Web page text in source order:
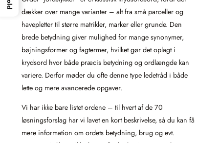
dækker over mange varianter – alt fra små parceller og
havepletter til større matrikler, marker eller grunde. Den
brede betydning giver mulighed for mange synonymer,
bøjningsformer og fagtermer, hvilket gør det oplagt i
krydsord hvor både præcis betydning og ordlængde kan
variere. Derfor møder du ofte denne type ledetråd i både
lette og mere avancerede opgaver.
Vi har ikke bare listet ordene – til hvert af de 70
løsningsforslag har vi lavet en kort beskrivelse, så du kan få
mere information om ordets betydning, brug og evt.